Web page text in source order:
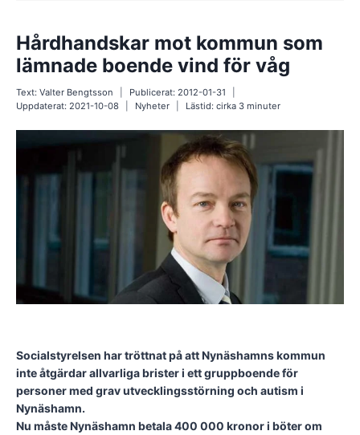
Hårdhandskar mot kommun som
lämnade boende vind för våg
Text: Valter Bengtsson Publicerat: 2012-01-31
Uppdaterat: 2021-10-08 Nyheter Lästid: cirka 3minuter
Socialstyrelsen har tröttnat på att Nynäshamns kommun
inte åtgärdar allvarliga brister i ett gruppboende för
personer med grav utvecklingsstörning och autism i
Nynäshamn.
Nu måste Nynäshamn betala 400 000 kronor i böter om